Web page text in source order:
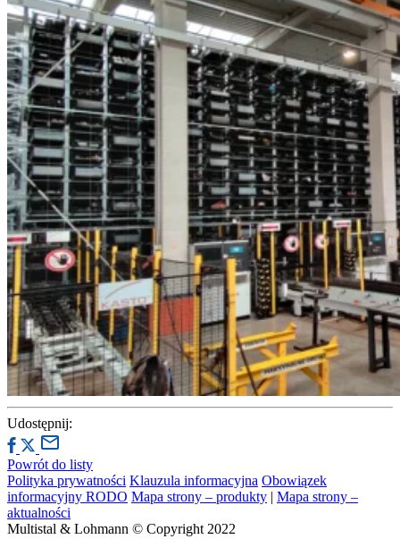
Udostępnij:
Powrót do listy
Polityka prywatności Klauzula informacyjna Obowiązek
informacyjny RODO Mapa strony – produkty | Mapa strony –
aktualności
Multistal & Lohmann © Copyright 2022